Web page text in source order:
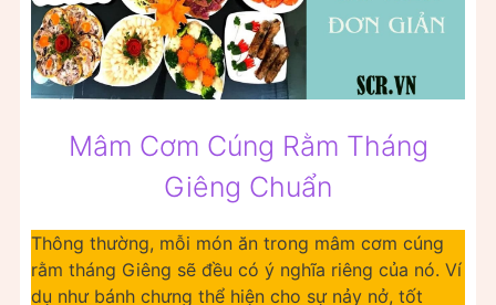
Mâm Cơm Cúng Rằm Tháng
Giêng Chuẩn
Thông thường, mỗi món ăn trong mâm cơm cúng
rằm tháng Giêng sẽ đều có ý nghĩa riêng của nó. Ví
dụ như bánh chưng thể hiện cho sự nảy nở, tốt